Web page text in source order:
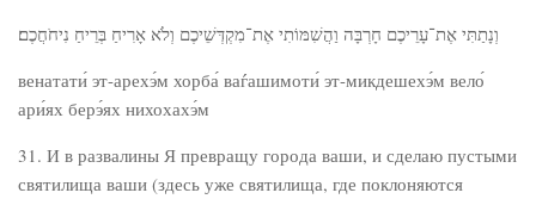
וְנָתַתִּי אֶת־עָרֵיכֶם חָרְבָּה וַהֲשִׁמּוֹתִי אֶת־מִקְדְּשֵׁיכֶם וְלֹא אָרִיחַ בְּרֵיחַ נִיחֹחֲכֶם׃
венатати́ эт-арехэ́м хорба́ ваѓашимоти́ эт-микдешехэ́м вело́
ари́ях берэ́ях нихохахэ́м
31. И в развалины Я превращу города ваши, и сделаю пустыми
святилища ваши (здесь уже святилища, где поклоняются